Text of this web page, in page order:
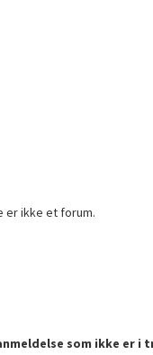
er ikke et forum.
som ikke er i